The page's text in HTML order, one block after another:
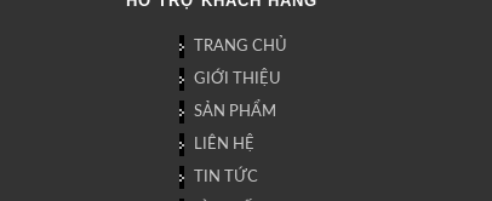
TRANG CHỦ
GIỚI THIỆU
SẢN PHẨM
LIÊN HỆ
TIN TỨC